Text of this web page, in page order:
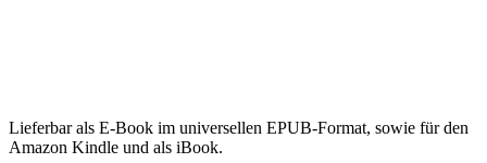
Lieferbar als E-Book im universellen EPUB-Format, sowie für den
Amazon Kindle und als iBook.